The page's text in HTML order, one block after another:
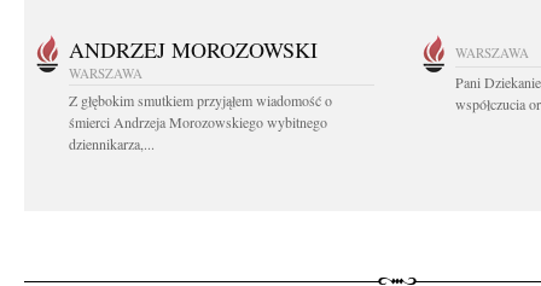
ANDRZEJ MOROZOWSKI
WARSZAWA
Z głębokim smutkiem przyjąłem wiadomość o
śmierci Andrzeja Morozowskiego wybitnego
dziennikarza,...
WARSZAWA
Pani
współczucia